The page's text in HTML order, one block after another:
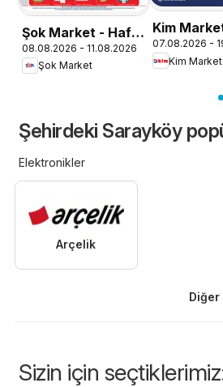
Şok Market - Hafta
sonu fırsatları
08.08.2026 - 11.08.2026
Şok Market
Kim
Katalog
07.08.2026 -
Kim Market
Şehirdeki Sarayköy
Elektronikler
Arçelik
Sizin için